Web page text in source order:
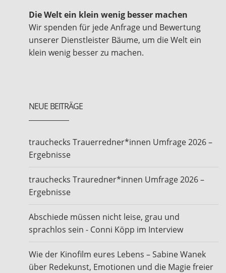
Die Welt ein klein wenig besser machen
Wir spenden für jede Anfrage und Bewertung
unserer Dienstleister Bäume, um die Welt ein
klein wenig besser zu machen.
NEUE BEITRÄGE
trauchecks Trauerredner*innen Umfrage 2026 –
Ergebnisse
trauchecks Trauredner*innen Umfrage 2026 –
Ergebnisse
Abschiede müssen nicht leise, grau und
sprachlos sein - Conni Köpp im Interview
Wie der Kinofilm eures Lebens – Sabine Wanek
über Redekunst, Emotionen und die Magie freier